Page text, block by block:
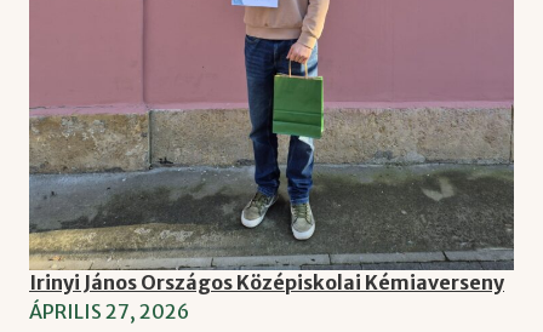
Irinyi János Országos Középiskolai Kémiaverseny
ÁPRILIS 27, 2026